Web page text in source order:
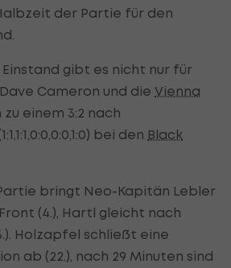
der Partie für den
Einstand gibt es nicht nur für
Cameron und die Vienna
einem 3:2 nach
bei den Black
bringt Neo-Kapitän Lebler
(4.), Hartl gleicht nach
Holzapfel schließt eine
ab (22.), nach 29 Minuten sind